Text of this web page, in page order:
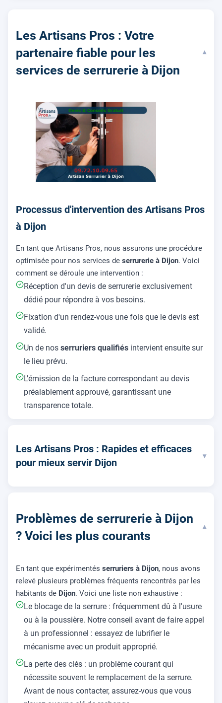
Les Artisans Pros : Votre
partenaire fiable pour les
services de serrurerie à Dijon
▾
Processus d'intervention des Artisans Pros
à Dijon
En tant que Artisans Pros, nous assurons une procédure
optimisée pour nos services de serrurerie à Dijon. Voici
comment se déroule une intervention :
Réception d'un devis de serrurerie exclusivement
dédié pour répondre à vos besoins.
Fixation d'un rendez-vous une fois que le devis est
validé.
Un de nos serruriers qualifiés intervient ensuite sur
le lieu prévu.
L'émission de la facture correspondant au devis
préalablement approuvé, garantissant une
transparence totale.
Les Artisans Pros : Rapides et efficaces
pour mieux servir Dijon
▾
Problèmes de serrurerie à Dijon
? Voici les plus courants
▾
En tant que expérimentés serruriers à Dijon, nous avons
relevé plusieurs problèmes fréquents rencontrés par les
habitants de Dijon. Voici une liste non exhaustive :
Le blocage de la serrure : fréquemment dû à l'usure
ou à la poussière. Notre conseil avant de faire appel
à un professionnel : essayez de lubrifier le
mécanisme avec un produit approprié.
La perte des clés : un problème courant qui
nécessite souvent le remplacement de la serrure.
Avant de nous contacter, assurez-vous que vous